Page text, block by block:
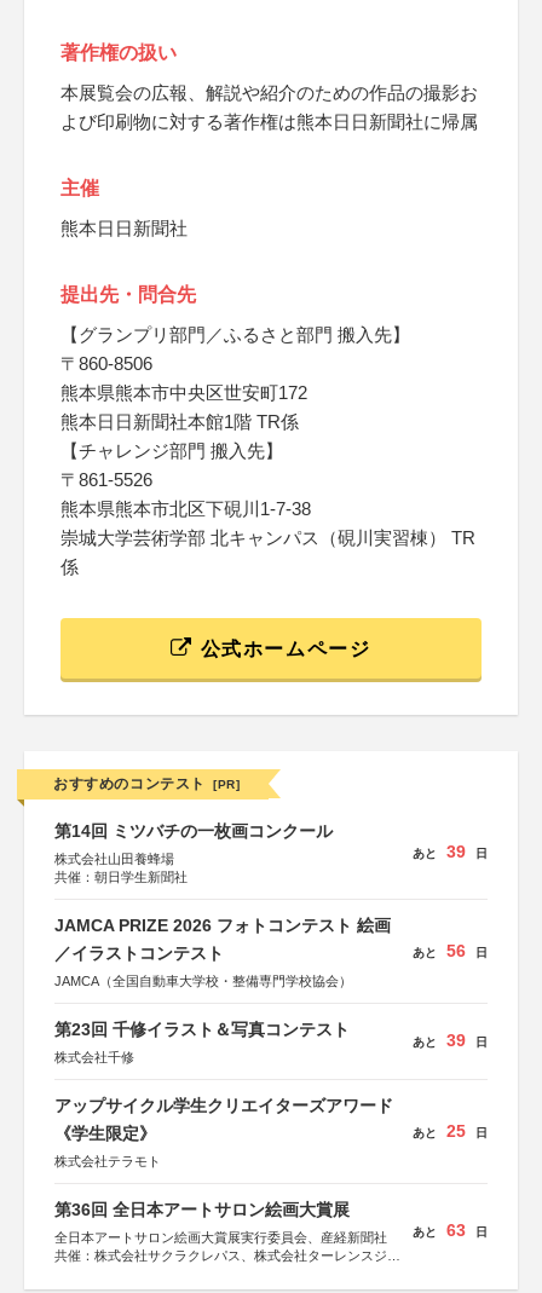
著作権の扱い
本展覧会の広報、解説や紹介のための作品の撮影お
よび印刷物に対する著作権は熊本日日新聞社に帰属
主催
熊本日日新聞社
提出先・問合先
【グランプリ部門／ふるさと部門 搬入先】
〒860-8506
熊本県熊本市中央区世安町172
熊本日日新聞社本館1階 TR係
【チャレンジ部門 搬入先】
〒861‐5526
熊本県熊本市北区下硯川1-7-38
崇城大学芸術学部 北キャンパス（硯川実習棟） TR
係
公式ホームページ
おすすめのコンテスト [PR]
第14回 ミツバチの一枚画コンクール
株式会社山田養蜂場
共催：朝日学生新聞社
あと 39 日
JAMCA PRIZE 2026 フォトコンテスト 絵画
／イラストコンテスト
JAMCA（全国自動車大学校・整備専門学校協会）
あと 56 日
第23回 千修イラスト＆写真コンテスト
株式会社千修
あと 39 日
アップサイクル学生クリエイターズアワード
《学生限定》
株式会社テラモト
あと 25 日
第36回 全日本アートサロン絵画大賞展
全日本アートサロン絵画大賞展実行委員会、産経新聞社
共催：株式会社サクラクレパス、株式会社ターレンスジャ
あと 63 日